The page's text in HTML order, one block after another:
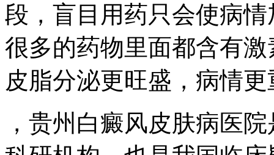
段，盲目用药只会使病
很多的药物里面都含有
皮脂分泌更旺盛，病情更
，贵州白癜风皮肤病医